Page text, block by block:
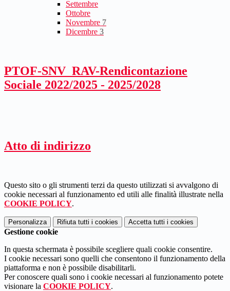
Settembre
Ottobre
Novembre 7
Dicembre 3
PTOF-SNV_RAV-Rendicontazione
Sociale 2022/2025 - 2025/2028
Atto di indirizzo
Questo sito o gli strumenti terzi da questo utilizzati si avvalgono di
cookie necessari al funzionamento ed utili alle finalità illustrate nella
COOKIE POLICY.
Personalizza Rifiuta tutti i cookies Accetta tutti i cookies
Gestione cookie
In questa schermata è possibile scegliere quali cookie consentire.
I cookie necessari sono quelli che consentono il funzionamento della
piattaforma e non è possibile disabilitarli.
Per conoscere quali sono i cookie necessari al funzionamento potete
visionare la COOKIE POLICY.